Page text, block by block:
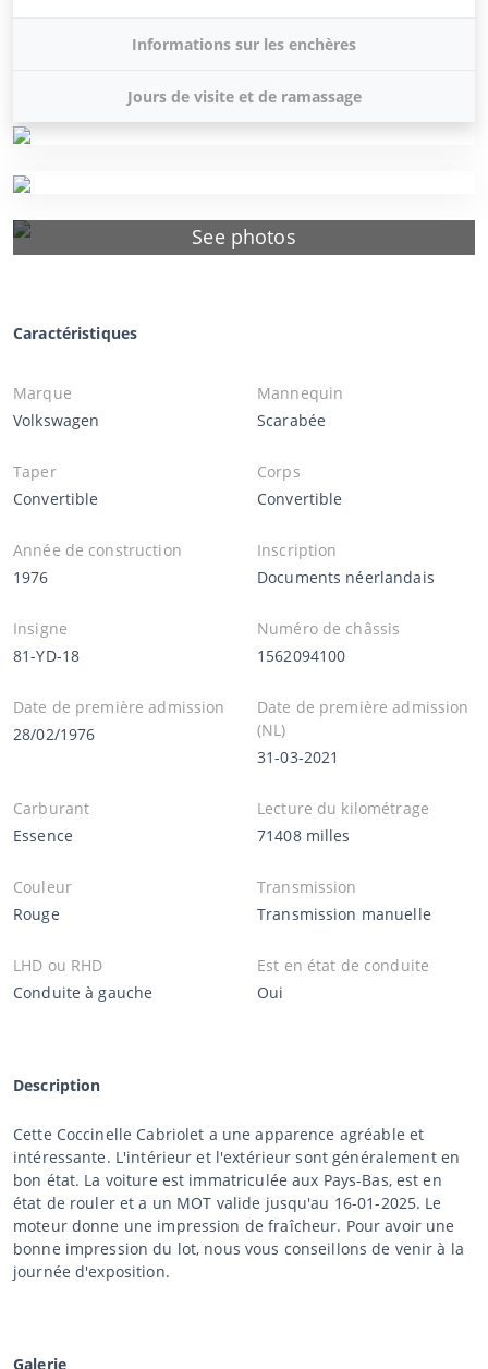
See photos
Informations sur les enchères
Jours de visite et de ramassage
Caractéristiques
Marque
Volkswagen
Mannequin
Scarabée
Taper
Convertible
Corps
Convertible
Année de construction
1976
Inscription
Documents néerlandais
Insigne
81-YD-18
Numéro de châssis
1562094100
Date de première admission
28/02/1976
Date de première admission
(NL)
31-03-2021
Carburant
Essence
Lecture du kilométrage
71408 milles
Couleur
Rouge
Transmission
Transmission manuelle
LHD ou RHD
Conduite à gauche
Est en état de conduite
Oui
Description
Cette Coccinelle Cabriolet a une apparence agréable et
intéressante. L'intérieur et l'extérieur sont généralement en
bon état. La voiture est immatriculée aux Pays-Bas, est en
état de rouler et a un MOT valide jusqu'au 16-01-2025. Le
moteur donne une impression de fraîcheur. Pour avoir une
bonne impression du lot, nous vous conseillons de venir à la
journée d'exposition.
Galerie